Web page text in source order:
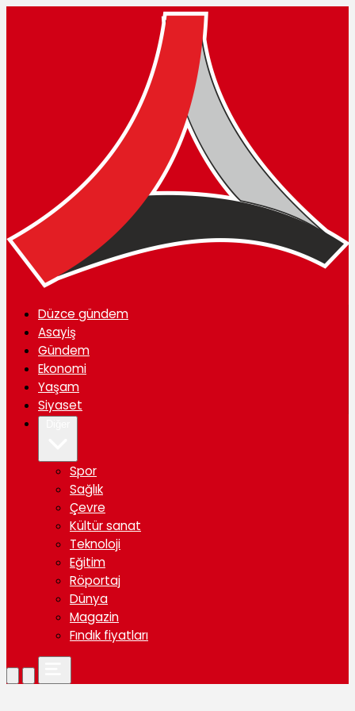
Düzce gündem
Asayiş
Gündem
Ekonomi
Yaşam
Siyaset
Spor
Sağlık
Çevre
Kültür sanat
Teknoloji
Eğitim
Röportaj
Dünya
Magazin
Fındık fiyatları